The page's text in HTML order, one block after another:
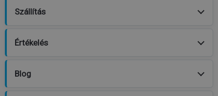
Szállítás
Értékelés
Blog